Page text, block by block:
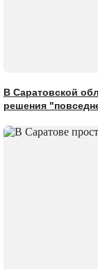
В Саратовской
решения